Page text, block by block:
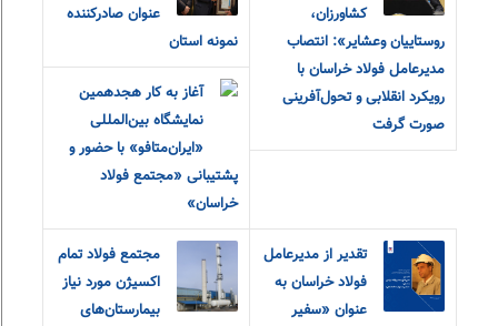
کشاورزان،
روستاییان و‌عشایر»: انتصاب
مدیرعامل فولاد خراسان با
رویکرد انقلابی و تحول‌آفرینی
صورت گرفت
عنوان صادرکننده
نمونه استان
آغاز به کار هجدهمین
نمایشگاه بین‌المللی
«ایران‌متافو» با حضور و
پشتیبانی «مجتمع فولاد
خراسان»
تقدیر از مدیرعامل
فولاد خراسان به
عنوان «سفیر
مجتمع فولاد تمام
اکسیژن مورد نیاز
بیمارستان‌های